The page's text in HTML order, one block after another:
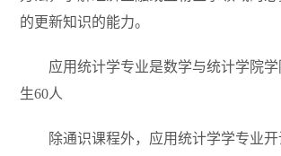
的更新知识的能力。
应用统计学专业是数学与统计学院
生60人
除通识课程外，应用统计学学专业开